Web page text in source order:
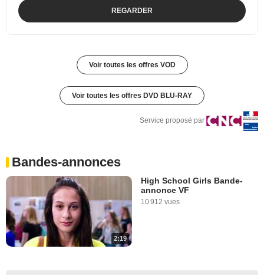
REGARDER
Voir toutes les offres VOD
Voir toutes les offres DVD BLU-RAY
Service proposé par
Bandes-annonces
2:19
High School Girls Bande-
annonce VF
10 912 vues